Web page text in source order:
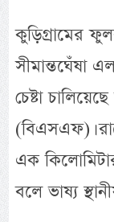
কুড়িগ্রামের
সীমান্তঘেঁষা
চেষ্টা
(বিএসএফ)।
এক
বলে ভাষ্য